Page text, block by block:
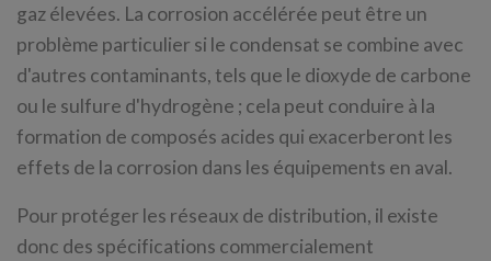
gaz élevées. La corrosion accélérée peut être un
problème particulier si le condensat se combine avec
d'autres contaminants, tels que le dioxyde de carbone
ou le sulfure d'hydrogène ; cela peut conduire à la
formation de composés acides qui exacerberont les
effets de la corrosion dans les équipements en aval.
Pour protéger les réseaux de distribution, il existe
donc des spécifications commercialement